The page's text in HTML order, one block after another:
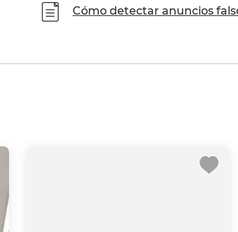
Cómo detectar anuncios